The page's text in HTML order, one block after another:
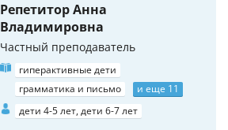
Репетитор Анна
Владимировна
Частный преподаватель
гиперактивные дети
грамматика и письмо
и еще 11
дети 4-5 лет, дети 6-7 лет